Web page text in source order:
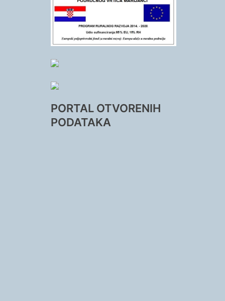
PORTAL OTVORENIH
PODATAKA